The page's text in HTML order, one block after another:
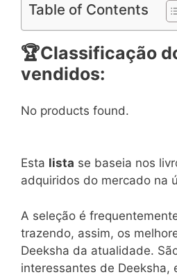
Table of Contents
🏆Classificação
vendidos:
No products found.
Esta lista se baseia nos
adquiridos do mercado na
A seleção é
trazendo, assim, os
Deeksha da atualidade.
interessantes de Deeksha,